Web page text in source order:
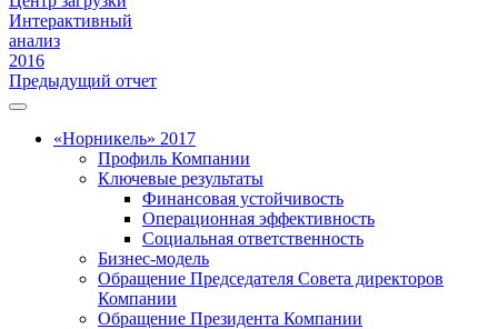
Интерактивный
анализ
2016
Предыдущий отчет
«Норникель» 2017
Профиль Компании
Ключевые результаты
Финансовая устойчивость
Операционная эффективность
Социальная ответственность
Бизнес-модель
Обращение Председателя Совета директоров
Компании
Обращение Президента Компании